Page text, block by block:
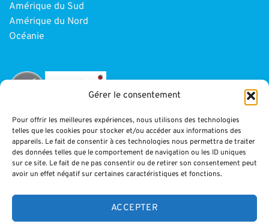
Gérer le consentement
Pour offrir les meilleures expériences, nous utilisons des technologies
telles que les cookies pour stocker et/ou accéder aux informations des
appareils. Le fait de consentir à ces technologies nous permettra de traiter
des données telles que le comportement de navigation ou les ID uniques
sur ce site. Le fait de ne pas consentir ou de retirer son consentement peut
avoir un effet négatif sur certaines caractéristiques et fonctions.
ACCEPTER
Amérique du Sud
Amérique du Nord
Océanie
INFORMATIONS
Paiement
Mentions légales